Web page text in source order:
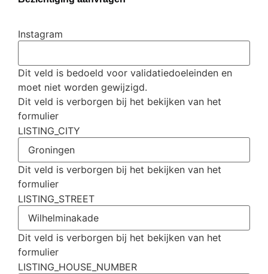
Instagram
Dit veld is bedoeld voor validatiedoeleinden en
moet niet worden gewijzigd.
Dit veld is verborgen bij het bekijken van het
formulier
LISTING_CITY
Dit veld is verborgen bij het bekijken van het
formulier
LISTING_STREET
Dit veld is verborgen bij het bekijken van het
formulier
LISTING_HOUSE_NUMBER